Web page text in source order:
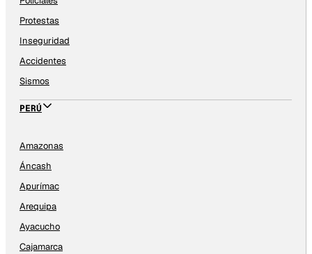
Protestas
Inseguridad
Accidentes
Sismos
PERÚ
Amazonas
Áncash
Apurímac
Arequipa
Ayacucho
Cajamarca